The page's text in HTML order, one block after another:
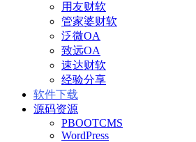
用友财软
管家婆财软
泛微OA
致远OA
速达财软
经验分享
软件下载
源码资源
PBOOTCMS
WordPress